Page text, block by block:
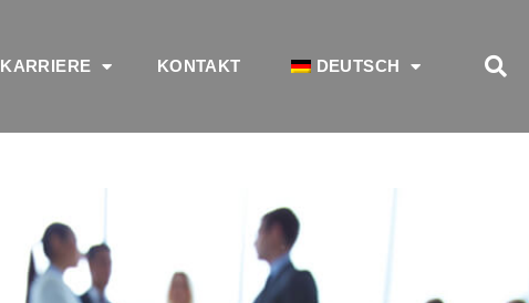
KARRIERE KONTAKT DEUTSCH